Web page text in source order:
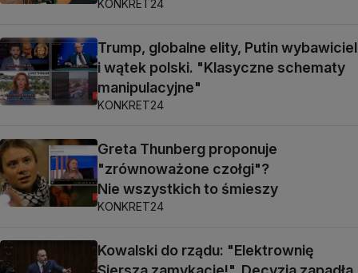
KONKRET24
Trump, globalne elity, Putin wybawiciel
i wątek polski. "Klasyczne schematy
manipulacyjne"
KONKRET24
Greta Thunberg proponuje
"zrównoważone czołgi"?
Nie wszystkich to śmieszy
KONKRET24
Kowalski do rządu: "Elektrownię